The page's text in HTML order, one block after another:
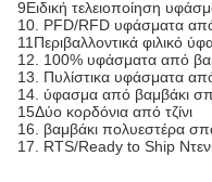
9Ειδική τελειοποίηση
10. PFD/RFD υφάσματα από
11Περιβαλλοντικά φιλικό
12. 100% υφάσματα από
13. Πυλίστικα υφάσματα
14. ύφασμα από βαμβάκι
15Δύο κορδόνια από τζίνι
16. βαμβάκι πολυεστέρα
17. RTS/Ready to Ship